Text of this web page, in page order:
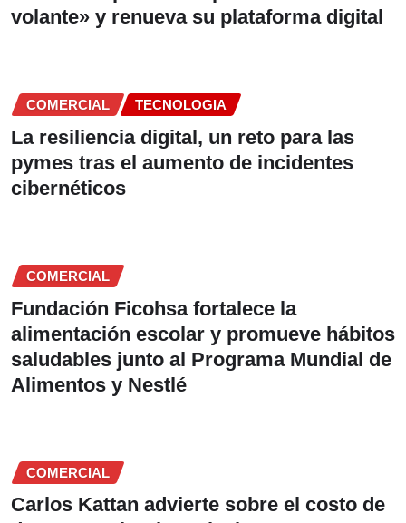
volante» y renueva su plataforma digital
COMERCIAL TECNOLOGIA
La resiliencia digital, un reto para las
pymes tras el aumento de incidentes
cibernéticos
COMERCIAL
Fundación Ficohsa fortalece la
alimentación escolar y promueve hábitos
saludables junto al Programa Mundial de
Alimentos y Nestlé
COMERCIAL
Carlos Kattan advierte sobre el costo de